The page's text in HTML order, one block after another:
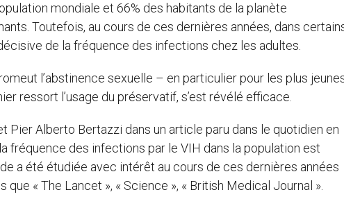
mondiale et 66% des habitants de la planète
Toutefois, au cours de ces dernières années, dans
de la fréquence des infections chez les adultes.
l’abstinence sexuelle – en particulier pour les plus
ressort l’usage du préservatif, s’est révélé efficace.
Pier Alberto Bertazzi dans un article paru dans le quotidien en
fréquence des infections par le VIH dans la population est
a été étudiée avec intérêt au cours de ces dernières années
« The Lancet », « Science », « British Medical Journal ».